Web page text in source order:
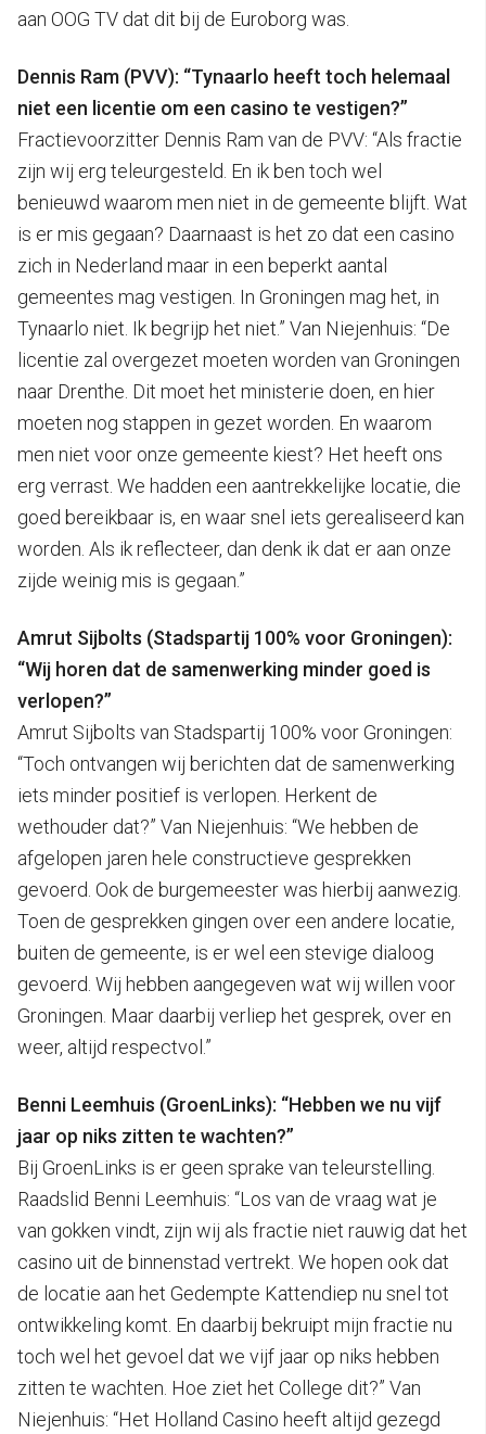
aan OOG TV dat dit bij de Euroborg was.
Dennis Ram (PVV): “Tynaarlo heeft toch helemaal
niet een licentie om een casino te vestigen?”
Fractievoorzitter Dennis Ram van de PVV: “Als fractie
zijn wij erg teleurgesteld. En ik ben toch wel
benieuwd waarom men niet in de gemeente blijft. Wat
is er mis gegaan? Daarnaast is het zo dat een casino
zich in Nederland maar in een beperkt aantal
gemeentes mag vestigen. In Groningen mag het, in
Tynaarlo niet. Ik begrijp het niet.” Van Niejenhuis: “De
licentie zal overgezet moeten worden van Groningen
naar Drenthe. Dit moet het ministerie doen, en hier
moeten nog stappen in gezet worden. En waarom
men niet voor onze gemeente kiest? Het heeft ons
erg verrast. We hadden een aantrekkelijke locatie, die
goed bereikbaar is, en waar snel iets gerealiseerd kan
worden. Als ik reflecteer, dan denk ik dat er aan onze
zijde weinig mis is gegaan.”
Amrut Sijbolts (Stadspartij 100% voor Groningen):
“Wij horen dat de samenwerking minder goed is
verlopen?”
Amrut Sijbolts van Stadspartij 100% voor Groningen:
“Toch ontvangen wij berichten dat de samenwerking
iets minder positief is verlopen. Herkent de
wethouder dat?” Van Niejenhuis: “We hebben de
afgelopen jaren hele constructieve gesprekken
gevoerd. Ook de burgemeester was hierbij aanwezig.
Toen de gesprekken gingen over een andere locatie,
buiten de gemeente, is er wel een stevige dialoog
gevoerd. Wij hebben aangegeven wat wij willen voor
Groningen. Maar daarbij verliep het gesprek, over en
weer, altijd respectvol.”
Benni Leemhuis (GroenLinks): “Hebben we nu vijf
jaar op niks zitten te wachten?”
Bij GroenLinks is er geen sprake van teleurstelling.
Raadslid Benni Leemhuis: “Los van de vraag wat je
van gokken vindt, zijn wij als fractie niet rauwig dat het
casino uit de binnenstad vertrekt. We hopen ook dat
de locatie aan het Gedempte Kattendiep nu snel tot
ontwikkeling komt. En daarbij bekruipt mijn fractie nu
toch wel het gevoel dat we vijf jaar op niks hebben
zitten te wachten. Hoe ziet het College dit?” Van
Niejenhuis: “Het Holland Casino heeft altijd gezegd